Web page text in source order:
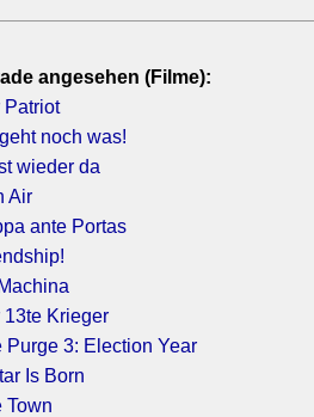
angesehen (Filme):
Patriot
noch was!
wieder da
Air
ante Portas
13te Krieger
Purge 3: Election Year
Is Born
Town